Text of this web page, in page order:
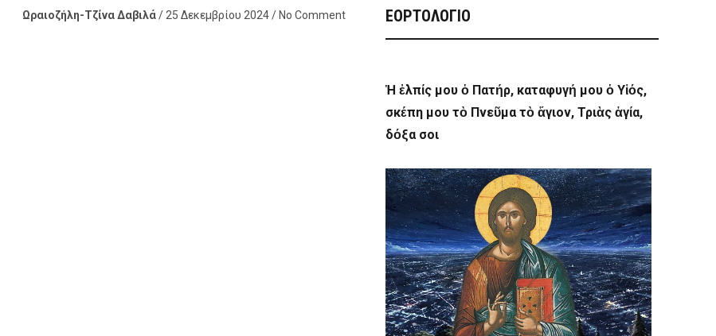
Ωραιοζήλη-Τζίνα Δαβιλά/ 25 Δεκεμβρίου 2024 / No Comment ΕΟΡΤΟΛΟΓΙΟ
Ἡ ἐλπίς μου ὁ Πατήρ, καταφυγή μου ὁ Υἱός,
σκέπη μου τὸ Πνεῦμα τὸ ἅγιον, Τριὰς ἁγία,
δόξα σοι